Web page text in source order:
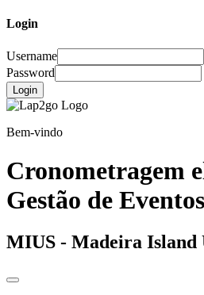
Login
Username
Password
Login
Bem-vindo
Cronometragem
Gestão de Eventos
MIUS - Madeira Island